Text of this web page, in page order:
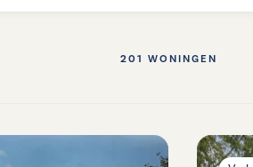
201 WONINGEN